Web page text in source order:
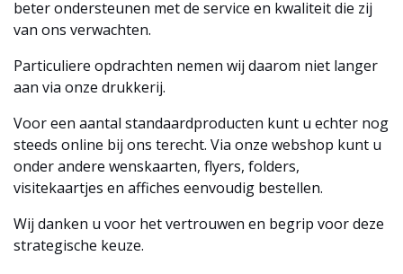
beter ondersteunen met de service en kwaliteit die zij
van ons verwachten.
Particuliere opdrachten nemen wij daarom niet langer
aan via onze drukkerij.
Voor een aantal standaardproducten kunt u echter nog
steeds online bij ons terecht. Via onze webshop kunt u
onder andere wenskaarten, flyers, folders,
visitekaartjes en affiches eenvoudig bestellen.
Wij danken u voor het vertrouwen en begrip voor deze
strategische keuze.